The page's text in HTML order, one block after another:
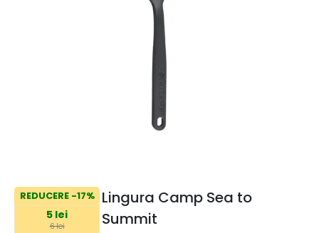
REDUCERE -17%
5 lei
6 lei
Lingura Camp Sea to
Summit